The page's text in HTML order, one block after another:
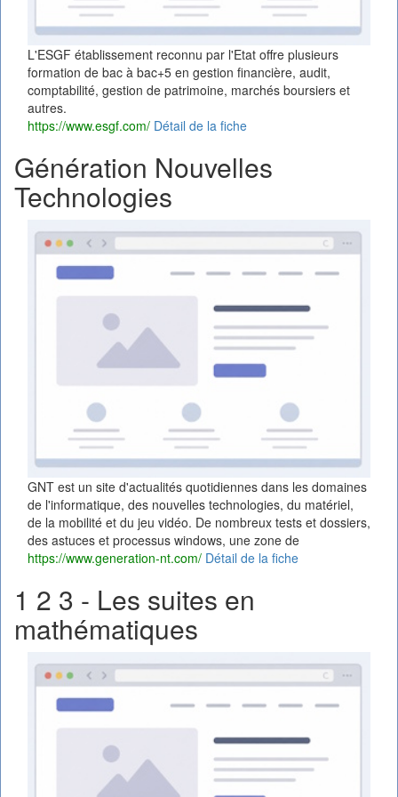
L'ESGF établissement reconnu par l'Etat offre plusieurs
formation de bac à bac+5 en gestion financière, audit,
comptabilité, gestion de patrimoine, marchés boursiers et
autres.
https://www.esgf.com/ Détail de la fiche
Génération Nouvelles
Technologies
GNT est un site d'actualités quotidiennes dans les domaines
de l'informatique, des nouvelles technologies, du matériel,
de la mobilité et du jeu vidéo. De nombreux tests et dossiers,
des astuces et processus windows, une zone de
https://www.generation-nt.com/ Détail de la fiche
1 2 3 - Les suites en
mathématiques